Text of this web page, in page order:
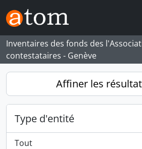
Skip to main content
Inventaires des fonds des
contestataires - Genève
Affiner les
Type d'entité
Tout